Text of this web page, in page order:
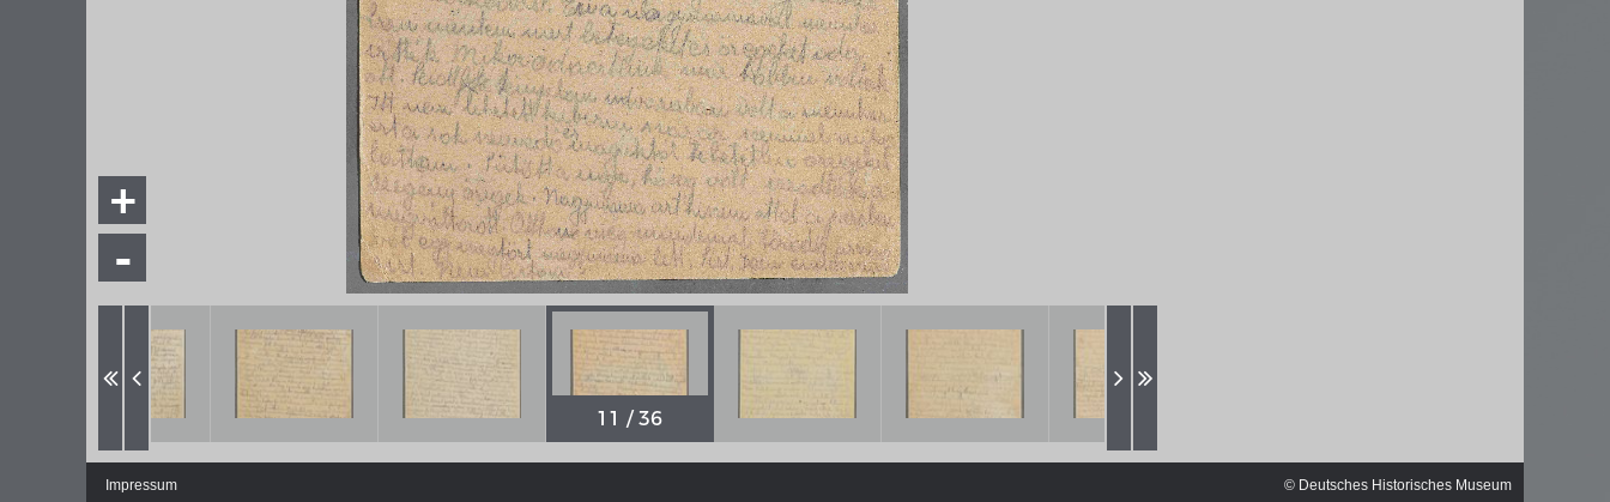
DIE NATIONALVERSAMMLUNG IN DER
PAULSKIRCHE 1848
Details und Debatten
Politische Ziele der Fraktionen
Fragen und Antworten
WEIMAR: VOM WESEN UND WERT DER
DEMOKRATIE
+
-
Impressum © Deutsches Historisches Museum